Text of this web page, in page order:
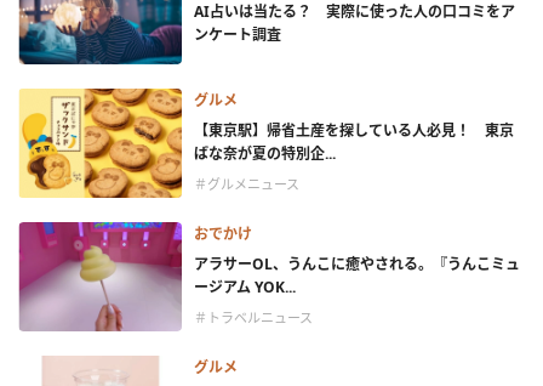
AI占いは当たる？ 実際に使った人の口コミをア
ンケート調査
グルメ
【東京駅】帰省土産を探している人必見！ 東京
ばな奈が夏の特別企...
＃グルメニュース
おでかけ
アラサーOL、うんこに癒やされる。『うんこミュ
ージアム YOK...
＃トラベルニュース
グルメ